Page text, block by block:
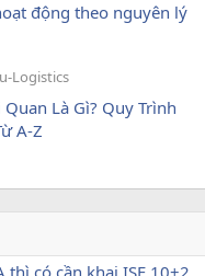
động theo nguyên lý
Logistics
Là Gì? Quy Trình
A-Z
thì có cần khai ISF 10+2